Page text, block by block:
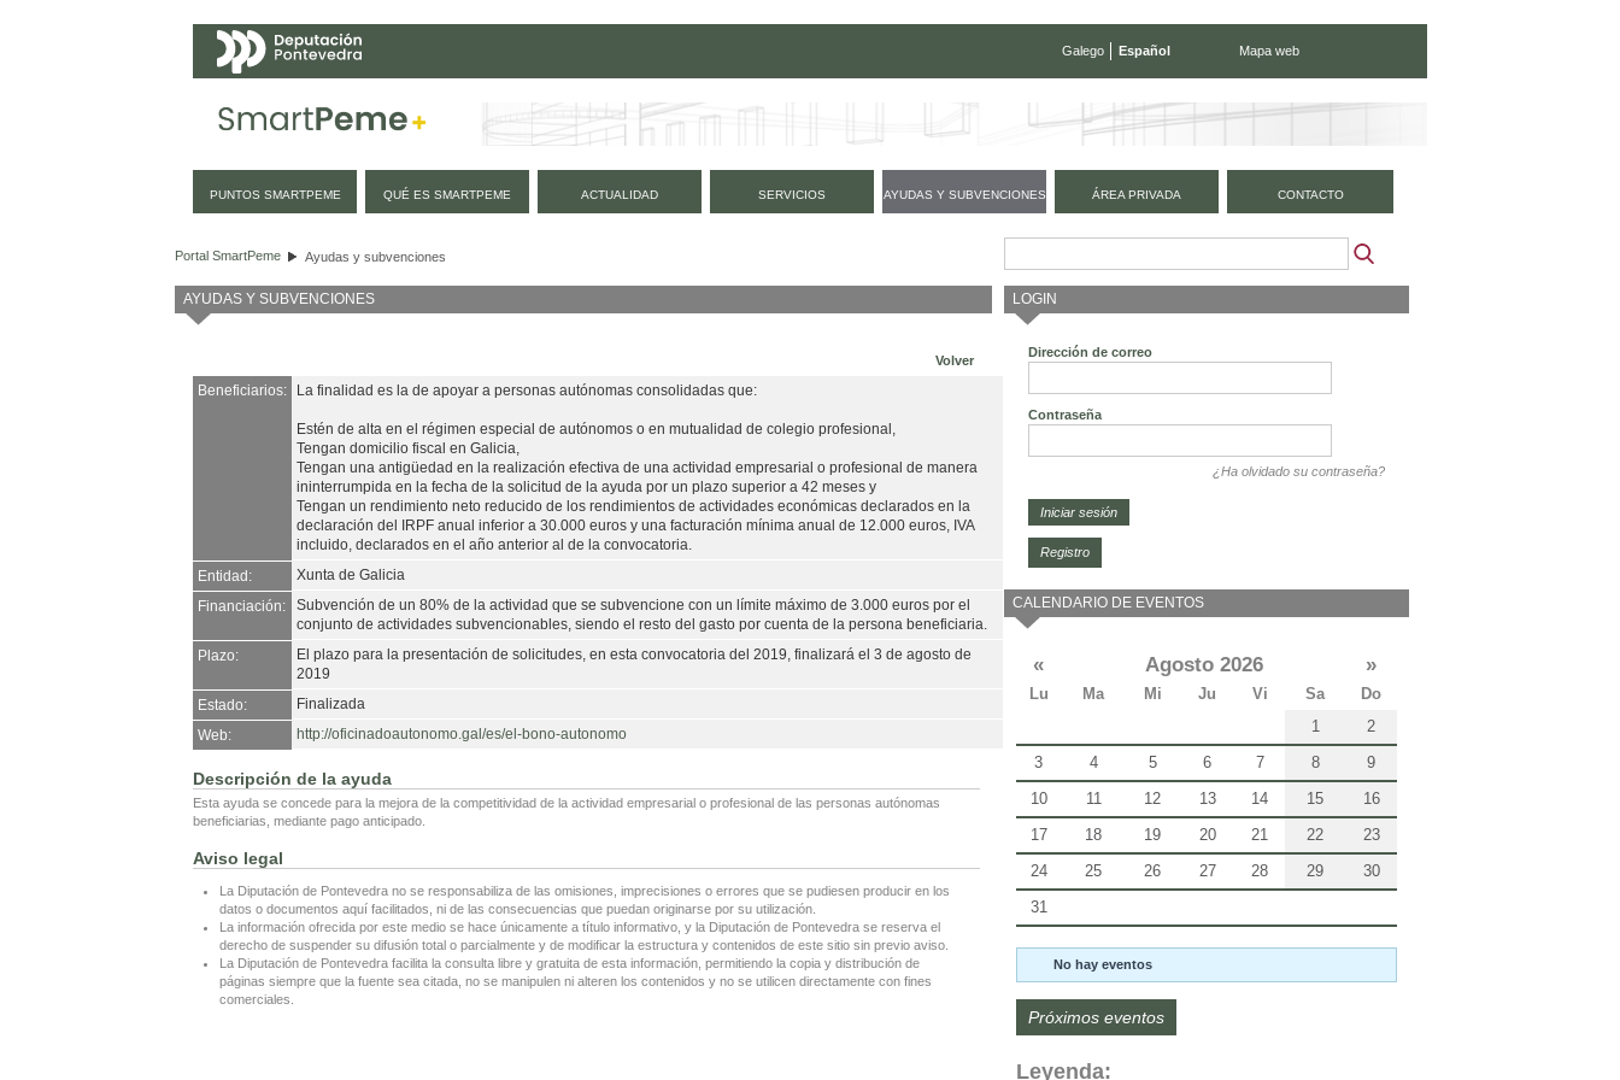
Galego Español Mapa web
PUNTOS SMARTPEME QUÉ ES SMARTPEME ACTUALIDAD SERVICIOS AYUDAS Y SUBVENCIONES ÁREA PRIVADA CONTACTO
Portal SmartPeme Ayudas y subvenciones
AYUDAS Y SUBVENCIONES
Volver
Beneficiarios: La finalidad es la de apoyar a personas autónomas consolidadas que:
Estén de alta en el régimen especial de autónomos o en mutualidad de colegio profesional,
Tengan domicilio fiscal en Galicia,
Tengan una antigüedad en la realización efectiva de una actividad empresarial o profesional de manera
ininterrumpida en la fecha de la solicitud de la ayuda por un plazo superior a 42 meses y
Tengan un rendimiento neto reducido de los rendimientos de actividades económicas declarados en la
declaración del IRPF anual inferior a 30.000 euros y una facturación mínima anual de 12.000 euros, IVA
incluido, declarados en el año anterior al de la convocatoria.
Entidad:
Xunta de Galicia
Financiación:
Subvención de un 80% de la actividad que se subvencione con un límite máximo de 3.000 euros por el
conjunto de actividades subvencionables, siendo el resto del gasto por cuenta de la persona beneficiaria.
Plazo:
El plazo para la presentación de solicitudes, en esta convocatoria del 2019, finalizará el 3 de agosto de
2019
Estado:
Finalizada
Web:
http://oficinadoautonomo.gal/es/el-bono-autonomo
Descripción de la ayuda
Esta ayuda se concede para la mejora de la competitividad de la actividad empresarial o profesional de las personas autónomas
beneficiarias, mediante pago anticipado.
Aviso legal
La Diputación de Pontevedra no se responsabiliza de las omisiones, imprecisiones o errores que se pudiesen producir en los
datos o documentos aquí facilitados, ni de las consecuencias que puedan originarse por su utilización.
La información ofrecida por este medio se hace únicamente a título informativo, y la Diputación de Pontevedra se reserva el
derecho de suspender su difusión total o parcialmente y de modificar la estructura y contenidos de este sitio sin previo aviso.
La Diputación de Pontevedra facilita la consulta libre y gratuita de esta información, permitiendo la copia y distribución de
páginas siempre que la fuente sea citada, no se manipulen ni alteren los contenidos y no se utilicen directamente con fines
comerciales.
LOGIN
Dirección de correo
Contraseña
¿Ha olvidado su contraseña?
Registro
CALENDARIO DE EVENTOS
« Agosto 2026 »
Lu Ma Mi Ju Vi Sa
Do
1
2
3
4 5 6 7 8
9
10
11 12 13 14 15
16
17
18 19 20 21 22
23
24
25 26 27 28 29
30
31
No hay eventos
Próximos eventos
Leyenda: